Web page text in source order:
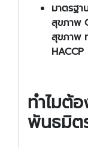
มาตรฐ
สุขภาพ
สุขภาพ
ทำไมต้อ
พันธมิต